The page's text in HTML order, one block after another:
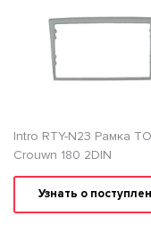
Intro RTY-N23 Рамка
Crouwn 180 2DIN
Узнать о